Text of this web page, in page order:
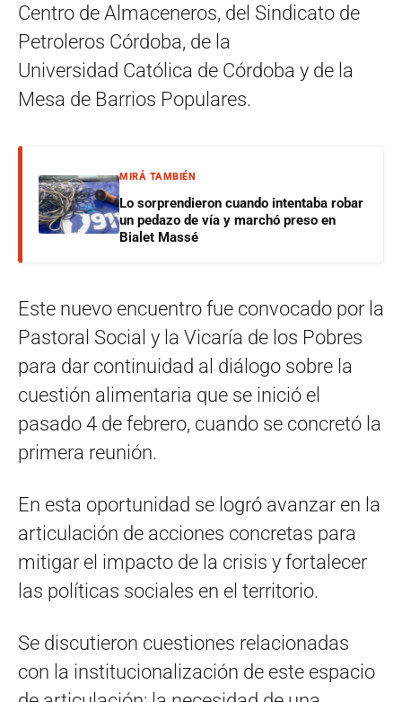
Centro de Almaceneros, del Sindicato de
Petroleros Córdoba, de la
Universidad Católica de Córdoba y de la
Mesa de Barrios Populares.
MIRÁ TAMBIÉN
Lo sorprendieron cuando intentaba robar
un pedazo de vía y marchó preso en
Bialet Massé
Este nuevo encuentro fue convocado por la
Pastoral Social y la Vicaría de los Pobres
para dar continuidad al diálogo sobre la
cuestión alimentaria que se inició el
pasado 4 de febrero, cuando se concretó la
primera reunión.
En esta oportunidad se logró avanzar en la
articulación de acciones concretas para
mitigar el impacto de la crisis y fortalecer
las políticas sociales en el territorio.
Se discutieron cuestiones relacionadas
con la institucionalización de este espacio